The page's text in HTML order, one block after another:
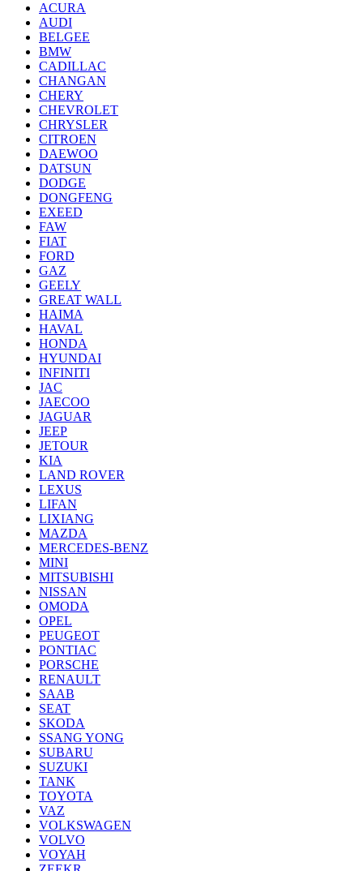
ACURA
AUDI
BELGEE
BMW
CADILLAC
CHANGAN
CHERY
CHEVROLET
CHRYSLER
CITROEN
DAEWOO
DATSUN
DODGE
DONGFENG
EXEED
FAW
FIAT
FORD
GAZ
GEELY
GREAT WALL
HAIMA
HAVAL
HONDA
HYUNDAI
INFINITI
JAC
JAECOO
JAGUAR
JEEP
JETOUR
KIA
LAND ROVER
LEXUS
LIFAN
LIXIANG
MAZDA
MERCEDES-BENZ
MINI
MITSUBISHI
NISSAN
OMODA
OPEL
PEUGEOT
PONTIAC
PORSCHE
RENAULT
SAAB
SEAT
SKODA
SSANG YONG
SUBARU
SUZUKI
TANK
TOYOTA
VAZ
VOLKSWAGEN
VOLVO
VOYAH